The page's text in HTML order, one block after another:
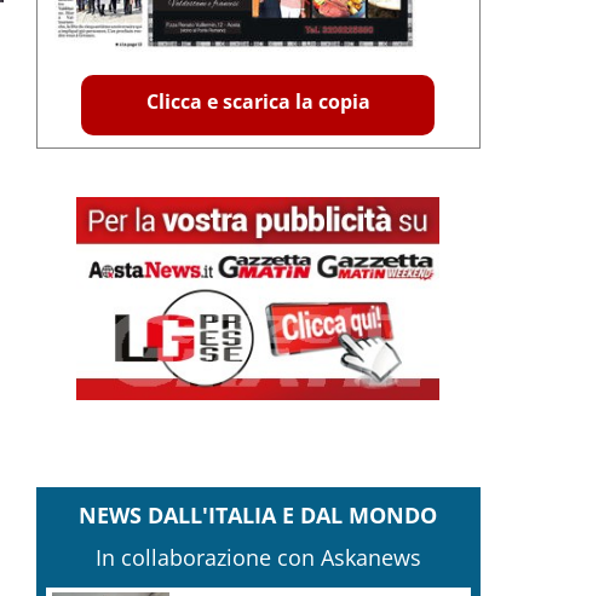
Clicca e scarica la copia
NEWS DALL'ITALIA E DAL MONDO
In collaborazione con Askanews